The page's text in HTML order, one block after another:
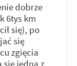
dobrze
6tys km
się), po
się
zgięcia
się jedna z